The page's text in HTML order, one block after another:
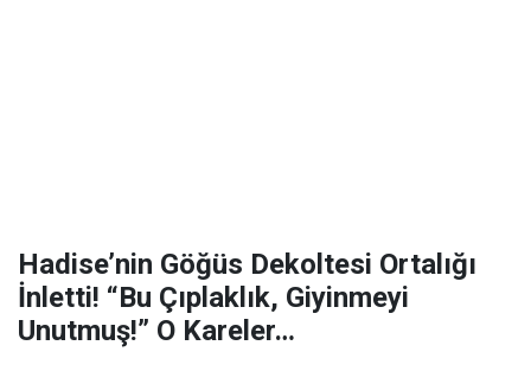
Hadise’nin Göğüs Dekoltesi Ortalığı
İnletti! “Bu Çıplaklık, Giyinmeyi
Unutmuş!” O Kareler…